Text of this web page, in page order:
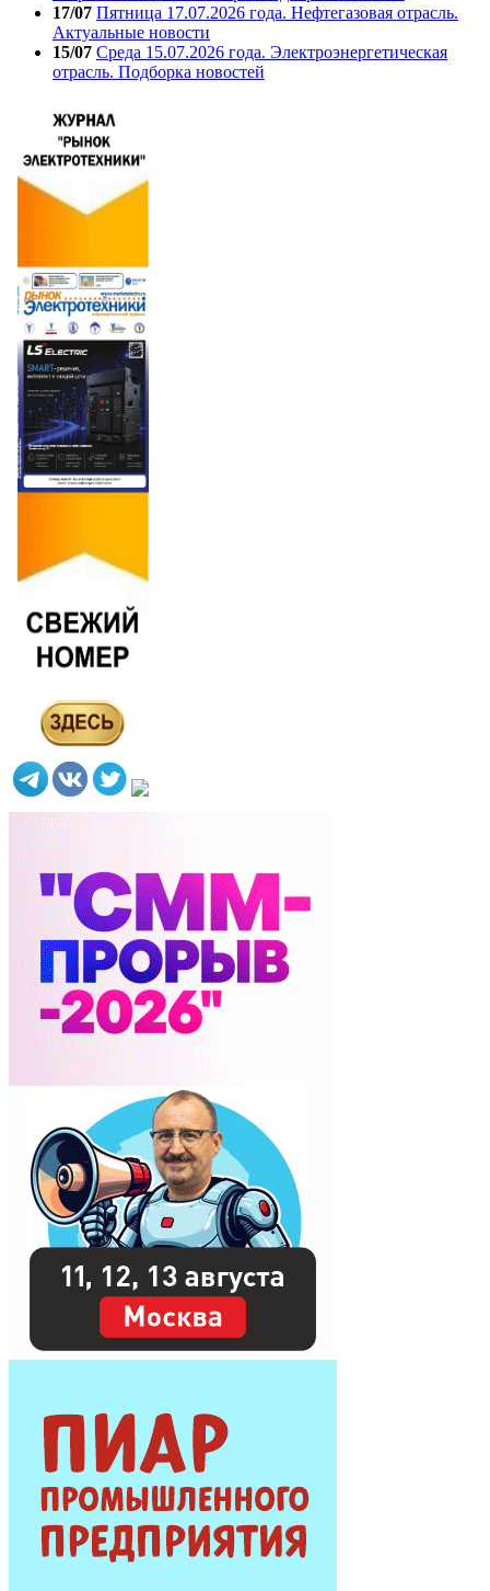
17/07 Пятница 17.07.2026 года. Нефтегазовая отрасль.
Актуальные новости
15/07 Среда 15.07.2026 года. Электроэнергетическая
отрасль. Подборка новостей